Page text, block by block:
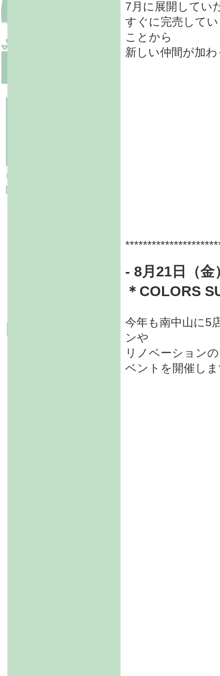
7月に展開してい
すぐに完売して
ことから
新しい仲間が加
- 8月21日（金
＊ COLORS
今年も南中山に5
ンや
リノベーション
ベントを開催し